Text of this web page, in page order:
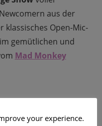
aus der
klassisches Open-Mic-
gemütlichen und
Mad Monkey
your experience.